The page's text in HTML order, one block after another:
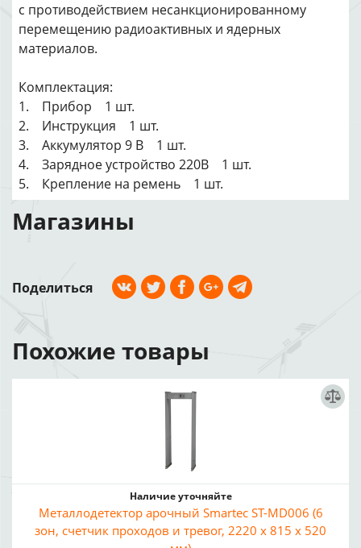
с противодействием несанкционированному
перемещению радиоактивных и ядерных
материалов.
Комплектация:
1. Прибор 1 шт.
2. Инструкция 1 шт.
3. Аккумулятор 9 В 1 шт.
4. Зарядное устройство 220В 1 шт.
5. Крепление на ремень 1 шт.
Магазины
Поделиться
Похожие товары
Наличие уточняйте
Металлодетектор арочный Smartec ST-MD006 (6
зон, счетчик проходов и тревог, 2220 х 815 х 520